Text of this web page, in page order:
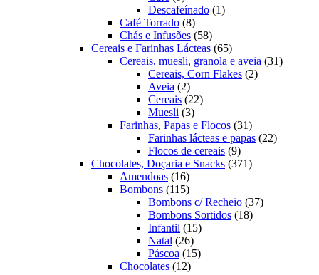
produtos
Descafeínado 11
Café Torrado 88
produtos
Chás e Infusões 5858
produtos
Cereais e Farinhas Lácteas 6565
produtos
Cereais, muesli, granola e aveia 3131
Cereais, Corn Flakes 22
Aveia 22
produtos
Cereais 2222
Muesli 33
produtos
Farinhas, Papas e Flocos 3131
produtos
Farinhas lácteas e papas 2222
Flocos de cereais 99
produtos
Chocolates, Doçaria e Snacks 371371
Amendoas 1616
produtos
Bombons 115115
produtos
Bombons c/ Recheio 3737
Bombons Sortidos 1818
Infantil 1515
Natal 2626
produtos
Páscoa 1515
Chocolates 1212